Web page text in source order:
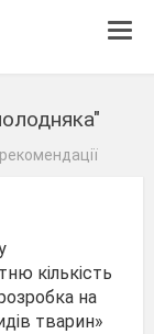
кількість
на
тварин»